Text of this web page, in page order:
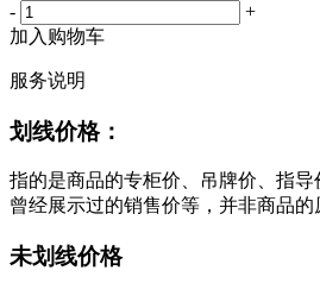
-
+
加入购物车
服务说明
划线价格：
指的是商品的专柜价、吊牌价、指
曾经展示过的销售价等，并非商品的
未划线价格